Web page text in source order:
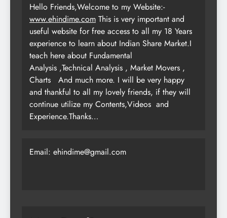
Hello Friends,Welcome to my Website:-
www.ehindime.com This is very important and
useful website for free access to all my 18 Years
experience to learn about Indian Share Market.I
teach here about Fundamental
Analysis ,Technical Analysis , Market Movers ,
Charts
And much more. I will be very happy
and thankful to all my lovely friends, if they will
continue utilize my Contents,Videos and
Experience.Thanks…
Email: ehindime@gmail.com